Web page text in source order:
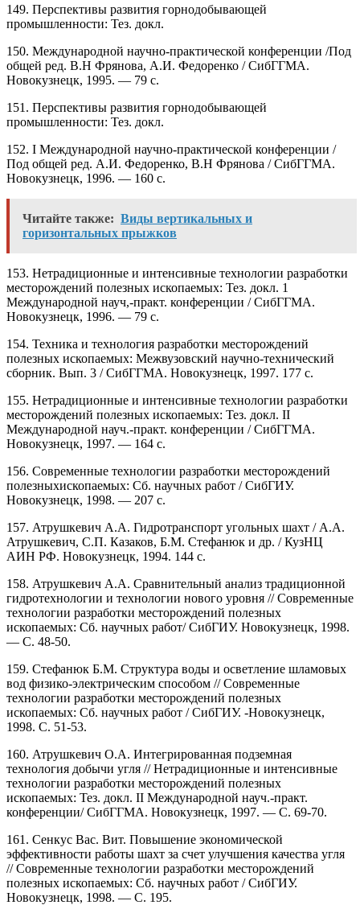
149. Перспективы развития горнодобывающей
промышленности: Тез. докл.
150. Международной научно-практической конференции /Под
общей ред. В.Н Фрянова, А.И. Федоренко / СибГГМА.
Новокузнецк, 1995. — 79 с.
151. Перспективы развития горнодобывающей
промышленности: Тез. докл.
152. I Международной научно-практической конференции /
Под общей ред. А.И. Федоренко, В.Н Фрянова / СибГГМА.
Новокузнецк, 1996. — 160 с.
Читайте также: Виды вертикальных и
горизонтальных прыжков
153. Нетрадиционные и интенсивные технологии разработки
месторождений полезных ископаемых: Тез. докл. 1
Международной науч,-практ. конференции / СибГГМА.
Новокузнецк, 1996. — 79 с.
154. Техника и технология разработки месторождений
полезных ископаемых: Межвузовский научно-технический
сборник. Вып. 3 / СибГГМА. Новокузнецк, 1997. 177 с.
155. Нетрадиционные и интенсивные технологии разработки
месторождений полезных ископаемых: Тез. докл. II
Международной науч.-практ. конференции / СибГГМА.
Новокузнецк, 1997. — 164 с.
156. Современные технологии разработки месторождений
полезныхископаемых: Сб. научных работ / СибГИУ.
Новокузнецк, 1998. — 207 с.
157. Атрушкевич А.А. Гидротранспорт угольных шахт / А.А.
Атрушкевич, С.П. Казаков, Б.М. Стефанюк и др. / КузНЦ
АИН РФ. Новокузнецк, 1994. 144 с.
158. Атрушкевич А.А. Сравнительный анализ традиционной
гидротехнологии и технологии нового уровня // Современные
технологии разработки месторождений полезных
ископаемых: Сб. научных работ/ СибГИУ. Новокузнецк, 1998.
— С. 48-50.
159. Стефанюк Б.М. Структура воды и осветление шламовых
вод физико-электрическим способом // Современные
технологии разработки месторождений полезных
ископаемых: Сб. научных работ / СибГИУ. -Новокузнецк,
1998. С. 51-53.
160. Атрушкевич О.А. Интегрированная подземная
технология добычи угля // Нетрадиционные и интенсивные
технологии разработки месторождений полезных
ископаемых: Тез. докл. II Международной науч.-практ.
конференции/ СибГГМА. Новокузнецк, 1997. — С. 69-70.
161. Сенкус Вас. Вит. Повышение экономической
эффективности работы шахт за счет улучшения качества угля
// Современные технологии разработки месторождений
полезных ископаемых: Сб. научных работ / СибГИУ.
Новокузнецк, 1998. — С. 195.